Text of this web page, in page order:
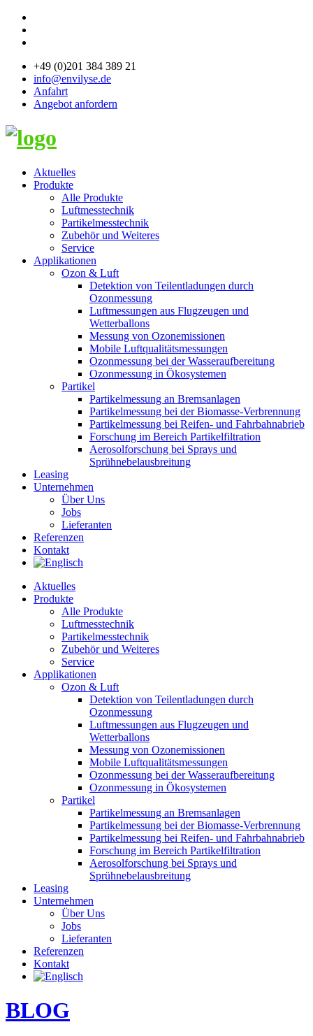
+49 (0)201 384 389 21
info@envilyse.de
Anfahrt
Angebot anfordern
Aktuelles
Produkte
Alle Produkte
Luftmesstechnik
Partikelmesstechnik
Zubehör und Weiteres
Service
Applikationen
Ozon & Luft
Detektion von Teilentladungen durch
Ozonmessung
Luftmessungen aus Flugzeugen und
Wetterballons
Messung von Ozonemissionen
Mobile Luftqualitätsmessungen
Ozonmessung bei der Wasseraufbereitung
Ozonmessung in Ökosystemen
Partikel
Partikelmessung an Bremsanlagen
Partikelmessung bei der Biomasse-Verbrennung
Partikelmessung bei Reifen- und Fahrbahnabrieb
Forschung im Bereich Partikelfiltration
Aerosolforschung bei Sprays und
Sprühnebelausbreitung
Leasing
Unternehmen
Über Uns
Jobs
Lieferanten
Referenzen
Kontakt
Aktuelles
Produkte
Alle Produkte
Luftmesstechnik
Partikelmesstechnik
Zubehör und Weiteres
Service
Applikationen
Ozon & Luft
Detektion von Teilentladungen durch
Ozonmessung
Luftmessungen aus Flugzeugen und
Wetterballons
Messung von Ozonemissionen
Mobile Luftqualitätsmessungen
Ozonmessung bei der Wasseraufbereitung
Ozonmessung in Ökosystemen
Partikel
Partikelmessung an Bremsanlagen
Partikelmessung bei der Biomasse-Verbrennung
Partikelmessung bei Reifen- und Fahrbahnabrieb
Forschung im Bereich Partikelfiltration
Aerosolforschung bei Sprays und
Sprühnebelausbreitung
Leasing
Unternehmen
Über Uns
Jobs
Lieferanten
Referenzen
Kontakt
BLOG